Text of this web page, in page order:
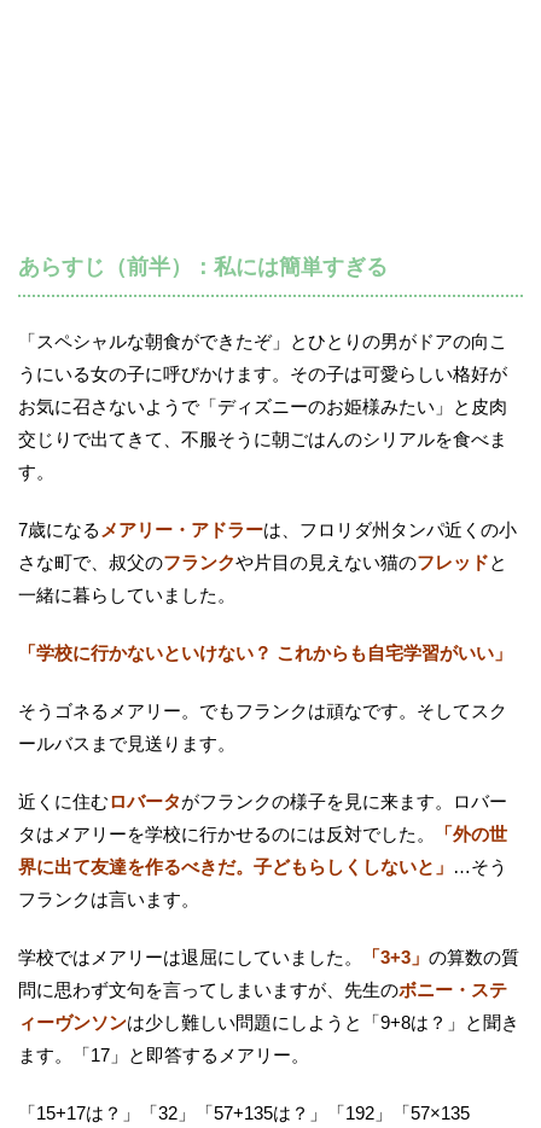
あらすじ（前半）：私には簡単すぎる
「スペシャルな朝食ができたぞ」とひとりの男がドアの向こ
うにいる女の子に呼びかけます。その子は可愛らしい格好が
お気に召さないようで「ディズニーのお姫様みたい」と皮肉
交じりで出てきて、不服そうに朝ごはんのシリアルを食べま
す。
7歳になる メアリー・アドラーは、フロリダ州タンパ近くの小
さな町で、叔父のフランクや片目の見えない猫のフレッドと
一緒に暮らしていました。
「学校に行かないといけない？ これからも自宅学習がいい」
そうゴネるメアリー。でもフランクは頑なです。そしてスク
ールバスまで見送ります。
近くに住むロバータがフランクの様子を見に来ます。ロバー
タはメアリーを学校に行かせるのには反対でした。
「外の世
界に出て友達を作るべきだ。子どもらしくしないと」 …そう
フランクは言います。
学校ではメアリーは退屈にしていました。 「3+3」 の算数の質
問に思わず文句を言ってしまいますが、先生のボニー・ステ
ィーヴンソンは少し難しい問題にしようと「9+8は？」と聞き
ます。「17」と即答するメアリー。
「15+17は？」「32」「57+135は？」「192」「57×135